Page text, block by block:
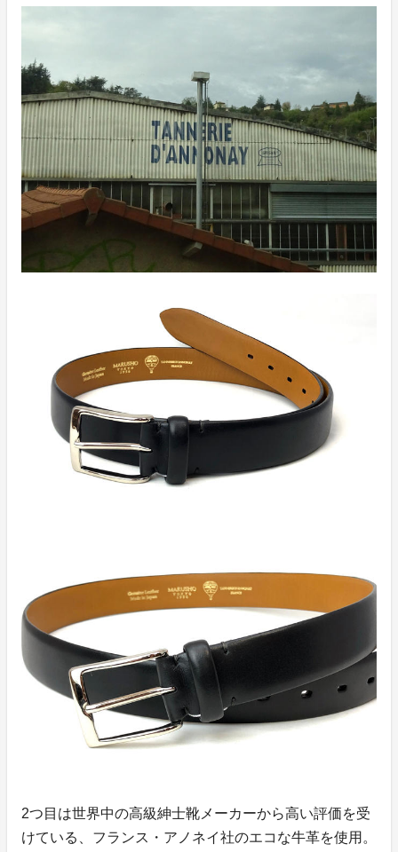
2つ目は世界中の高級紳士靴メーカーから高い評価を受
けている、フランス・アノネイ社のエコな牛革を使用。